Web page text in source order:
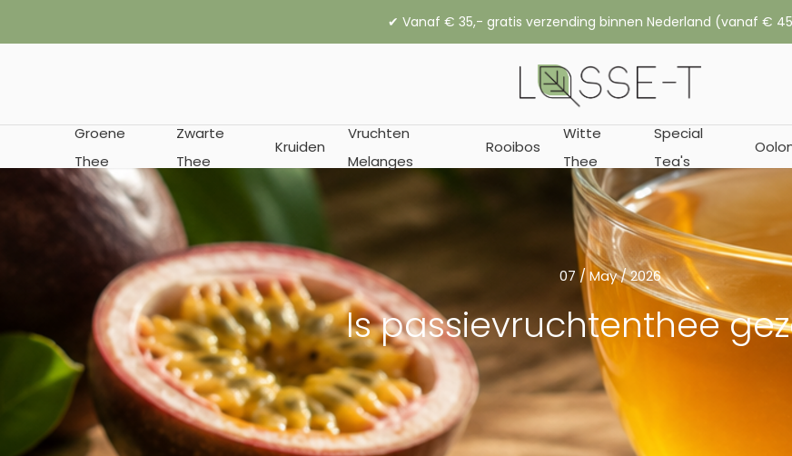
Groene
Thee
Zwarte
Thee
Kruiden
Vruchten
Melanges
Rooibos
Witte
Thee
Special
Tea's
✔︎ Vanaf € 35,- gratis verzending binnen Nederland (vanaf € 45,- naar
07 / May / 2026
Is passievruchtenthee